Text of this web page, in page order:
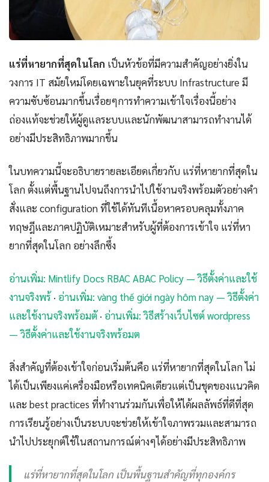
แร่ที่หายากที่สุดในโลก เป็นหัวข้อที่มีความสำคัญอย่างยิ่งใน
วงการ IT สมัยใหม่โดยเฉพาะในยุคที่ระบบ Infrastructure มี
ความซับซ้อนมากขึ้นเรื่อยๆการทำความเข้าใจเรื่องนี้อย่าง
ถ่องแท้จะช่วยให้ผู้ดูแลระบบและนักพัฒนาสามารถทำงานได้
อย่างมีประสิทธิภาพมากขึ้น
ในบทความนี้จะอธิบายรายละเอียดเกี่ยวกับ แร่ที่หายากที่สุดใน
โลก ตั้งแต่พื้นฐานไปจนถึงการนำไปใช้งานจริงพร้อมตัวอย่างคำ
สั่งและ configuration ที่ใช้ได้ทันทีเนื้อหาครอบคลุมทั้งภาค
ทฤษฎีและภาคปฏิบัติเหมาะสำหรับผู้ที่ต้องการเข้าใจ แร่ที่หา
ยากที่สุดในโลก อย่างลึกซึ้ง
อ่านเพิ่ม: Mintlify Docs RBAC ABAC Policy — วิธีตั้งค่าและใช้
งานจริงพร้ · อ่านเพิ่ม: vàng thế giới ngày hôm nay — วิธีตั้งค่า
และใช้งานจริงพร้อมตั· อ่านเพิ่ม: วิธีสร้างเว็บไซต์ wordpress
— วิธีตั้งค่าและใช้งานจริงพร้อมต
สิ่งสำคัญที่ต้องเข้าใจก่อนเริ่มต้นคือ แร่ที่หายากที่สุดในโลก ไม่
ได้เป็นเพียงแค่เครื่องมือหรือเทคนิคเดียวแต่เป็นชุดของแนวคิด
และ best practices ที่ทำงานร่วมกันเพื่อให้ได้ผลลัพธ์ที่ดีที่สุด
การเรียนรู้อย่างเป็นระบบจะช่วยให้เข้าใจภาพรวมและสามารถ
นำไปประยุกต์ใช้ในสถานการณ์ต่างๆได้อย่างมีประสิทธิภาพ
แร่ที่หายากที่สุดในโลก เป็นพื้นฐานสำคัญที่ทุกองค์กร